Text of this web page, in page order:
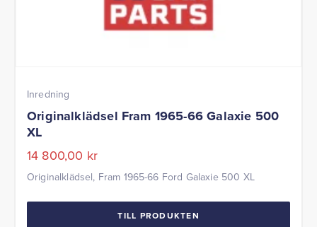
Inredning
Originalklädsel Fram 1965-66 Galaxie 500
XL
14 800,00 kr
Originalklädsel, Fram 1965-66 Ford Galaxie 500 XL
TILL PRODUKTEN